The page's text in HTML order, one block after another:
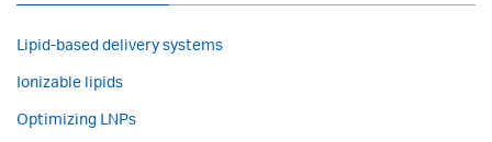
Lipid-based delivery systems
Ionizable lipids
Optimizing LNPs